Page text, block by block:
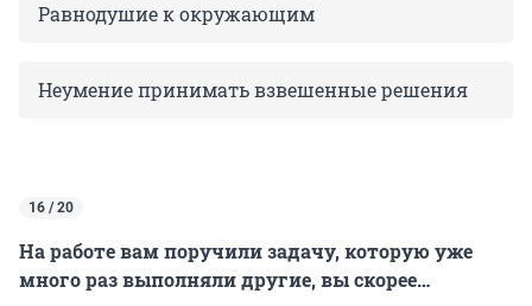
Равнодушие к окружающим
Неумение принимать взвешенные решения
16 / 20
На работе вам поручили задачу, которую уже
много раз выполняли другие, вы скорее…